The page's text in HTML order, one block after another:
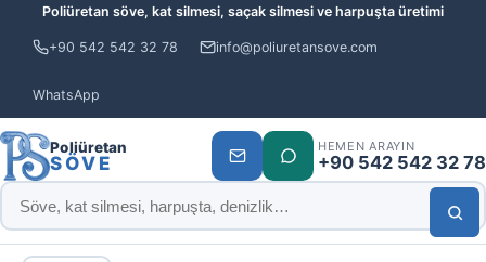
Poliüretan söve, kat silmesi, saçak silmesi ve harpuşta üretimi
+90 542 542 32 78 info@poliuretansove.com
WhatsApp
Poliüretan
SÖVE
HEMEN ARAYIN
+90 542 542 32 78